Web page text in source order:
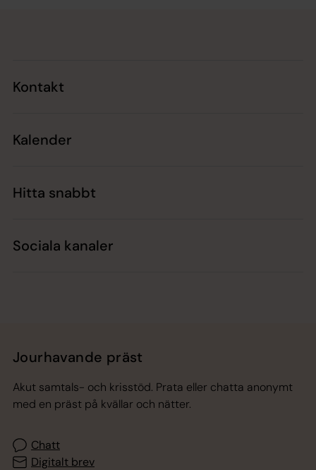
Kontakt
Kalender
Hitta snabbt
Sociala kanaler
Jourhavande präst
Akut samtals- och krisstöd. Prata eller chatta anonymt
med en präst på kvällar och nätter.
Chatt
Digitalt brev